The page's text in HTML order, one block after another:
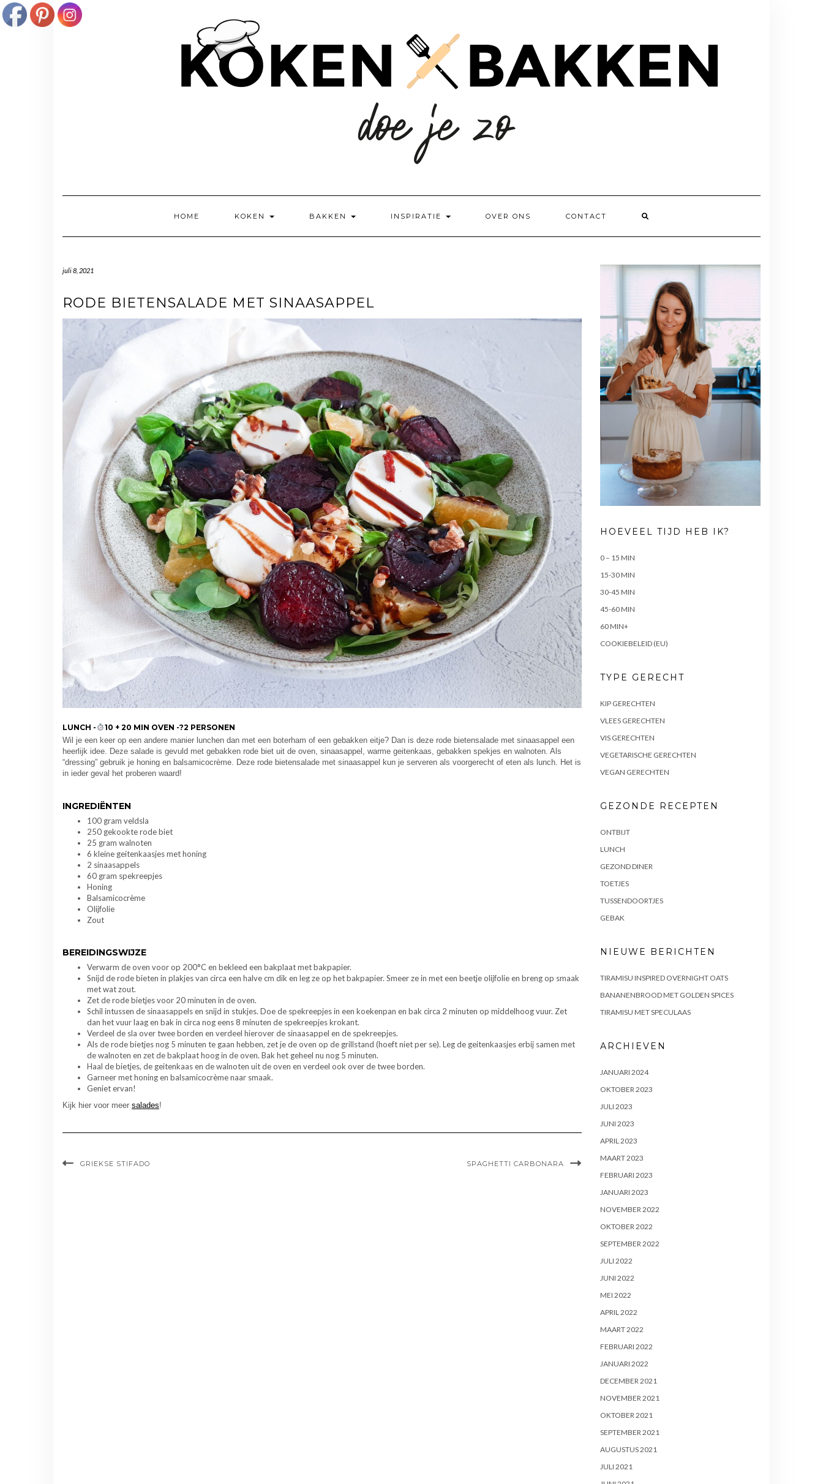
HOME KOKEN BAKKEN INSPIRATIE OVER ONS CONTACT
juli 8, 2021
RODE BIETENSALADE MET SINAASAPPEL
LUNCH -
10 + 20 MIN OVEN -?2 PERSONEN
Wil je een keer op een andere manier lunchen dan met een boterham of een gebakken eitje? Dan is deze rode bietensalade met sinaasappel een
heerlijk idee. Deze salade is gevuld met gebakken rode biet uit de oven, sinaasappel, warme geitenkaas, gebakken spekjes en walnoten. Als
“dressing” gebruik je honing en balsamicocrème. Deze rode bietensalade met sinaasappel kun je serveren als voorgerecht of eten als lunch. Het is
in ieder geval het proberen waard!
INGREDIËNTEN
100 gram veldsla
250 gekookte rode biet
25 gram walnoten
6 kleine geitenkaasjes met honing
2 sinaasappels
60 gram spekreepjes
Honing
Balsamicocrème
Olijfolie
Zout
BEREIDINGSWIJZE
Verwarm de oven voor op 200°C en bekleed een bakplaat met bakpapier.
Snijd de rode bieten in plakjes van circa een halve cm dik en leg ze op het bakpapier. Smeer ze in met een beetje olijfolie en breng op smaak
met wat zout.
Zet de rode bietjes voor 20 minuten in de oven.
Schil intussen de sinaasappels en snijd in stukjes. Doe de spekreepjes in een koekenpan en bak circa 2 minuten op middelhoog vuur. Zet
dan het vuur laag en bak in circa nog eens 8 minuten de spekreepjes krokant.
Verdeel de sla over twee borden en verdeel hierover de sinaasappel en de spekreepjes.
Als de rode bietjes nog 5 minuten te gaan hebben, zet je de oven op de grillstand (hoeft niet per se). Leg de geitenkaasjes erbij samen met
de walnoten en zet de bakplaat hoog in de oven. Bak het geheel nu nog 5 minuten.
Haal de bietjes, de geitenkaas en de walnoten uit de oven en verdeel ook over de twee borden.
Garneer met honing en balsamicocrème naar smaak.
Geniet ervan!
Kijk hier voor meer salades!
GRIEKSE STIFADO SPAGHETTI CARBONARA
HOEVEEL TIJD HEB IK?
0 – 15 MIN
15-30 MIN
30-45 MIN
45-60 MIN
60 MIN+
COOKIEBELEID (EU)
TYPE GERECHT
KIP GERECHTEN
VLEES GERECHTEN
VIS GERECHTEN
VEGETARISCHE GERECHTEN
VEGAN GERECHTEN
GEZONDE RECEPTEN
ONTBIJT
LUNCH
GEZOND DINER
TOETJES
TUSSENDOORTJES
GEBAK
NIEUWE BERICHTEN
TIRAMISU INSPIRED OVERNIGHT OATS
BANANENBROOD MET GOLDEN SPICES
TIRAMISU MET SPECULAAS
ARCHIEVEN
JANUARI 2024
OKTOBER 2023
JULI 2023
JUNI 2023
APRIL 2023
MAART 2023
FEBRUARI 2023
JANUARI 2023
NOVEMBER 2022
OKTOBER 2022
SEPTEMBER 2022
JULI 2022
JUNI 2022
MEI 2022
APRIL 2022
MAART 2022
FEBRUARI 2022
JANUARI 2022
DECEMBER 2021
NOVEMBER 2021
OKTOBER 2021
SEPTEMBER 2021
AUGUSTUS 2021
JULI 2021